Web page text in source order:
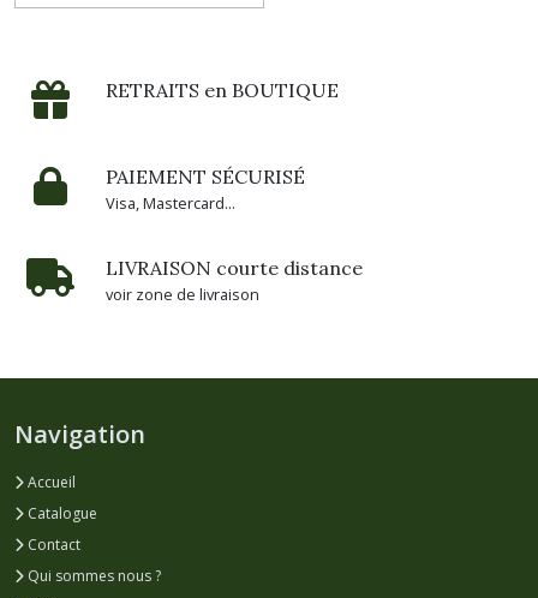
RETRAITS en BOUTIQUE
PAIEMENT SÉCURISÉ
Visa, Mastercard...
LIVRAISON courte distance
voir zone de livraison
Navigation
Accueil
Catalogue
Contact
Qui sommes nous ?